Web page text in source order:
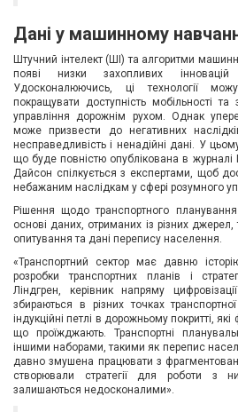
авторизація
Виробники
Контакти
Доставка
Тех.
Підтримка
Блог
Дані у машинному
Штучний інтелект (ШІ) та алгоритми
появі низки захопливих інновацій
Удосконалюючись, ці технології
покращувати доступність мобільності
управління дорожнім рухом. Однак
може призвести до негативних
несправедливість і ненадійні дані. У
що буде повністю опублікована в
Дайсон спілкується з експертами, щоб
небажаним наслідкам у сфері розумного
Рішення щодо транспортного
основі даних, отриманих із різних джерел,
опитування та дані перепису населення.
«Транспортний сектор має давню
розробки транспортних планів і
Ліндгрен, керівник напряму
збираються в різних точках
індукційні петлі в дорожньому покритті,
що проїжджають. Транспортні
іншими наборами, такими як перепис
давно змушена працювати з
створювали стратегії для роботи
залишаються недосконалими».